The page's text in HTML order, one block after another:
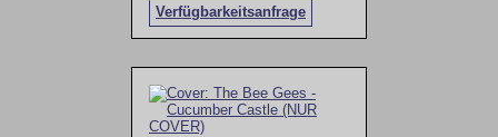
Verfügbarkeitsanfrage